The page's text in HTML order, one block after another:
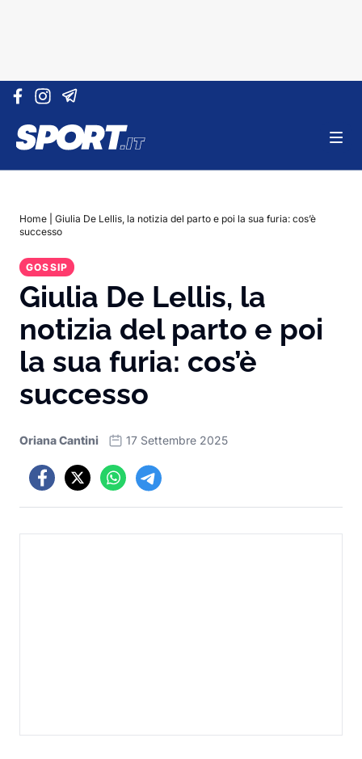
Vai al contenuto
Home
Giulia De Lellis, la notizia del parto e poi la sua furia: cos’è
successo
GOSSIP
Giulia De Lellis, la
notizia del parto e poi
la sua furia: cos’è
successo
Oriana Cantini 17 Settembre 2025